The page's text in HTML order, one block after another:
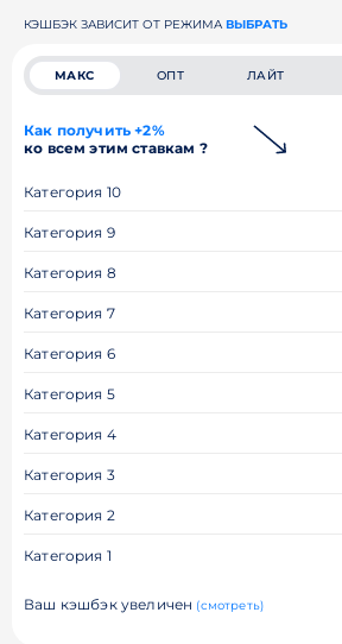
КЭШБЭК ЗАВИСИТ ОТ РЕЖИМА ВЫБРАТЬ
МАКС ОПТ ЛАЙТ
Как получить +2%
ко всем этим ставкам ?
Категория 10
Категория 9
Категория 8
Категория 7
Категория 6
Категория 5
Категория 4
Категория 3
Категория 2
Категория 1
Ваш кэшбэк увеличен (смотреть)